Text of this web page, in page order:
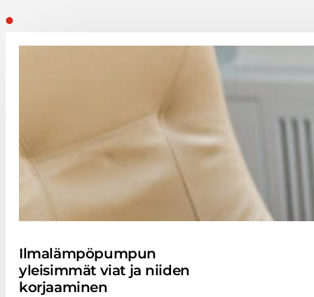
Ilmalämpöpumpun
yleisimmät viat ja niiden
korjaaminen